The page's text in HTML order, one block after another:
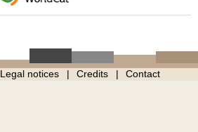
Legal notices Credits Contact